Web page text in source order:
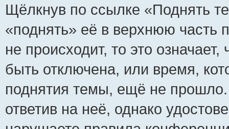
Щёлкнув по ссылке «Поднять
«поднять» её в верхнюю часть
не происходит, то это
быть отключена, или время,
поднятия темы, ещё не
ответив на неё, однако